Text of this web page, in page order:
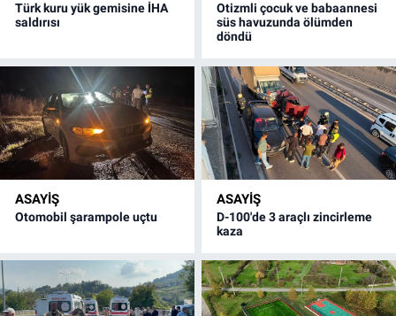
Türk kuru yük gemisine İHA
saldırısı
Otizmli çocuk ve babaannesi
süs havuzunda ölümden
döndü
ASAYİŞ
Otomobil şarampole uçtu
ASAYİŞ
D-100'de 3 araçlı zincirleme
kaza